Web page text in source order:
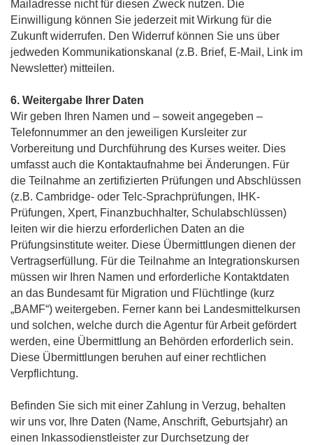
Mailadresse nicht für diesen Zweck nutzen. Die
Einwilligung können Sie jederzeit mit Wirkung für die
Zukunft widerrufen. Den Widerruf können Sie uns über
jedweden Kommunikationskanal (z.B. Brief, E-Mail, Link im
Newsletter) mitteilen.
6. Weitergabe Ihrer Daten
Wir geben Ihren Namen und – soweit angegeben –
Telefonnummer an den jeweiligen Kursleiter zur
Vorbereitung und Durchführung des Kurses weiter. Dies
umfasst auch die Kontaktaufnahme bei Änderungen. Für
die Teilnahme an zertifizierten Prüfungen und Abschlüssen
(z.B. Cambridge- oder Telc-Sprachprüfungen, IHK-
Prüfungen, Xpert, Finanzbuchhalter, Schulabschlüssen)
leiten wir die hierzu erforderlichen Daten an die
Prüfungsinstitute weiter. Diese Übermittlungen dienen der
Vertragserfüllung. Für die Teilnahme an Integrationskursen
müssen wir Ihren Namen und erforderliche Kontaktdaten
an das Bundesamt für Migration und Flüchtlinge (kurz
„BAMF“) weitergeben. Ferner kann bei Landesmittelkursen
und solchen, welche durch die Agentur für Arbeit gefördert
werden, eine Übermittlung an Behörden erforderlich sein.
Diese Übermittlungen beruhen auf einer rechtlichen
Verpflichtung.
Befinden Sie sich mit einer Zahlung in Verzug, behalten
wir uns vor, Ihre Daten (Name, Anschrift, Geburtsjahr) an
einen Inkassodienstleister zur Durchsetzung der